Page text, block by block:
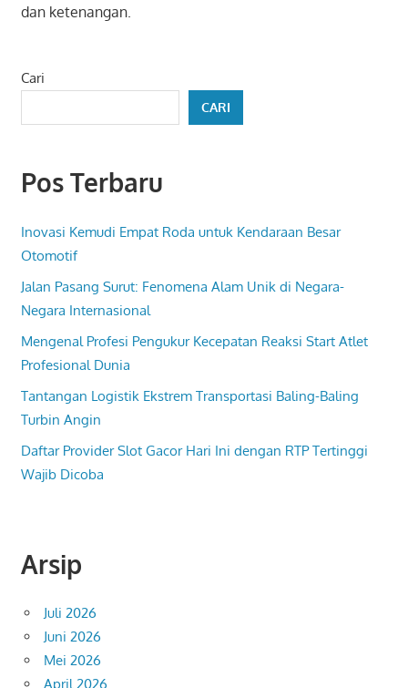
dan ketenangan.
Cari
CARI
Pos Terbaru
Inovasi Kemudi Empat Roda untuk Kendaraan Besar
Otomotif
Jalan Pasang Surut: Fenomena Alam Unik di Negara-
Negara Internasional
Mengenal Profesi Pengukur Kecepatan Reaksi Start Atlet
Profesional Dunia
Tantangan Logistik Ekstrem Transportasi Baling-Baling
Turbin Angin
Daftar Provider Slot Gacor Hari Ini dengan RTP Tertinggi
Wajib Dicoba
Arsip
Juli 2026
Juni 2026
Mei 2026
April 2026